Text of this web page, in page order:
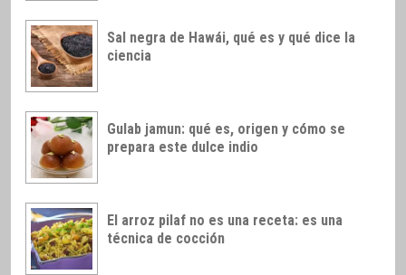
Sal negra de Hawái, qué es y qué dice la
ciencia
Gulab jamun: qué es, origen y cómo se
prepara este dulce indio
El arroz pilaf no es una receta: es una
técnica de cocción